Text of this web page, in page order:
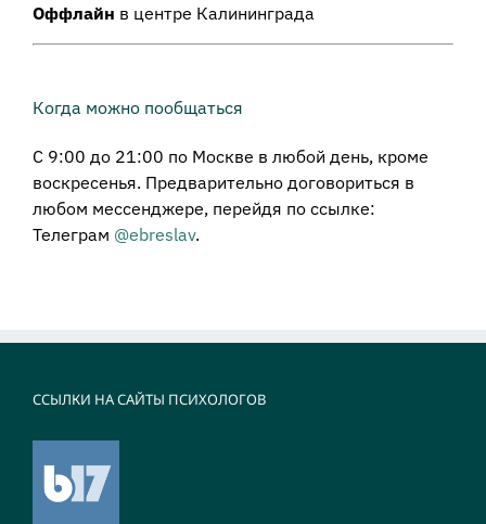
Оффлайн в центре Калининграда
Когда можно пообщаться
С 9:00 до 21:00 по Москве в любой день, кроме
воскресенья. Предварительно договориться в
любом мессенджере, перейдя по ссылке:
Телеграм @ebreslav.
ССЫЛКИ НА САЙТЫ ПСИХОЛОГОВ